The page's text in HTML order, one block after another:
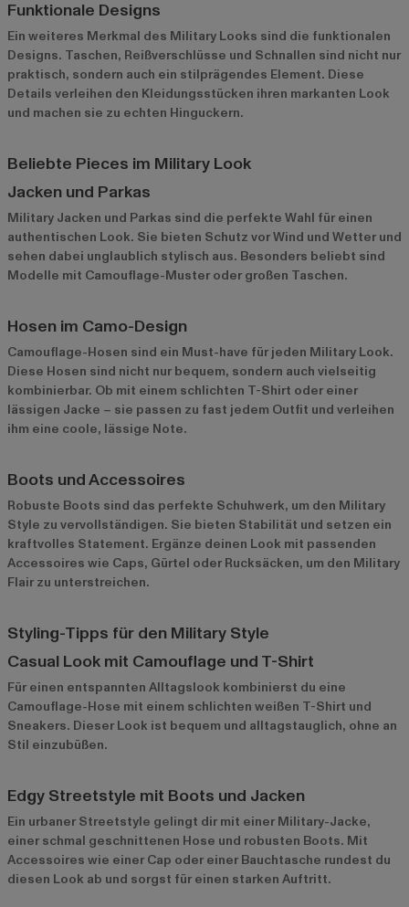
Funktionale Designs
Ein weiteres Merkmal des Military Looks sind die funktionalen
Designs. Taschen, Reißverschlüsse und Schnallen sind nicht nur
praktisch, sondern auch ein stilprägendes Element. Diese
Details verleihen den Kleidungsstücken ihren markanten Look
und machen sie zu echten Hinguckern.
Beliebte Pieces im Military Look
Jacken und Parkas
Military Jacken und Parkas sind die perfekte Wahl für einen
authentischen Look. Sie bieten Schutz vor Wind und Wetter und
sehen dabei unglaublich stylisch aus. Besonders beliebt sind
Modelle mit Camouflage-Muster oder großen Taschen.
Hosen im Camo-Design
Camouflage-Hosen sind ein Must-have für jeden Military Look.
Diese Hosen sind nicht nur bequem, sondern auch vielseitig
kombinierbar. Ob mit einem schlichten T-Shirt oder einer
lässigen Jacke – sie passen zu fast jedem Outfit und verleihen
ihm eine coole, lässige Note.
Boots und Accessoires
Robuste Boots sind das perfekte Schuhwerk, um den Military
Style zu vervollständigen. Sie bieten Stabilität und setzen ein
kraftvolles Statement. Ergänze deinen Look mit passenden
Accessoires wie Caps, Gürtel oder Rucksäcken, um den Military
Flair zu unterstreichen.
Styling-Tipps für den Military Style
Casual Look mit Camouflage und T-Shirt
Für einen entspannten Alltagslook kombinierst du eine
Camouflage-Hose mit einem schlichten weißen T-Shirt und
Sneakers. Dieser Look ist bequem und alltagstauglich, ohne an
Stil einzubüßen.
Edgy Streetstyle mit Boots und Jacken
Ein urbaner Streetstyle gelingt dir mit einer Military-Jacke,
einer schmal geschnittenen Hose und robusten Boots. Mit
Accessoires wie einer Cap oder einer Bauchtasche rundest du
diesen Look ab und sorgst für einen starken Auftritt.